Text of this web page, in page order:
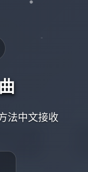
法中文接收